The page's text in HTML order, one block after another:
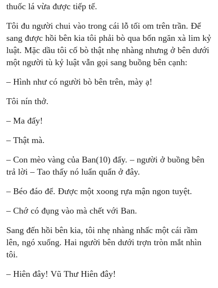
thuốc lá vừa được tiếp tế.
Tôi đu người chui vào trong cái lỗ tối om trên trần. Ðể
sang được hồi bên kia tôi phải bò qua bốn ngăn xà lim kỷ
luật. Mặc dầu tôi cố bò thật nhẹ nhàng nhưng ở bên dưới
một người tù kỷ luật vẫn gọi sang buồng bên cạnh:
– Hình như có người bò bên trên, mày ạ!
Tôi nín thở.
– Ma đấy!
– Thật mà.
– Con mèo vàng của Ban(10) đấy. – người ở buồng bên
trả lời – Tao thấy nó luẩn quẩn ở đây.
– Béo đáo để. Ðược một xoong rựa mận ngon tuyệt.
– Chớ có đụng vào mà chết với Ban.
Sang đến hồi bên kia, tôi nhẹ nhàng nhấc một cái rầm
lên, ngó xuống. Hai người bên dưới trợn tròn mắt nhìn
tôi.
– Hiên đây! Vũ Thư Hiên đây!